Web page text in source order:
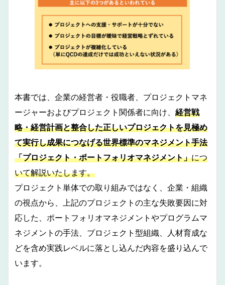
本書では、企業の経営者・役職者、プロジェクトマネ
ージャーおよびプロジェクト関係者に向け、 経営戦
略・経営計画と整合した正しいプロジェクトを見極め
て実行し成果につなげる世界標準のマネジメント手法
「プロジェクト・ポートフォリオマネジメント」につ
いて解説いたします。
プロジェクト単体での取り組みではなく、企業・組織
の視点から、上記のプロジェクトの主な失敗要因に対
応した、ポートフォリオマネジメントやプログラムマ
ネジメントの手法、プロジェクト型組織、人材育成な
どを含め実践レベルに落とし込んだ内容を盛り込んで
います。